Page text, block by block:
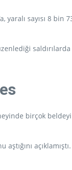
yaralı sayısı 8 bin
birçok
açıklamıştı.